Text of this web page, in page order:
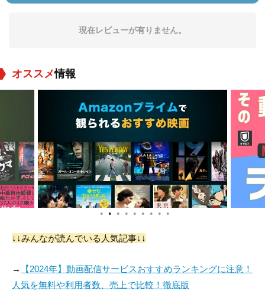
現在レビューが有りません。
オススメ情報
● ● ● ● ● ● ● ● ●
↓↓みんなが読んでいる人気記事↓↓
→
【2024年】動画配信サービスおすすめランキングに注意！
人気を無料や利用者数、売上で比較！徹底版